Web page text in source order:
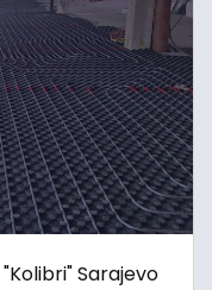
Sarajevo